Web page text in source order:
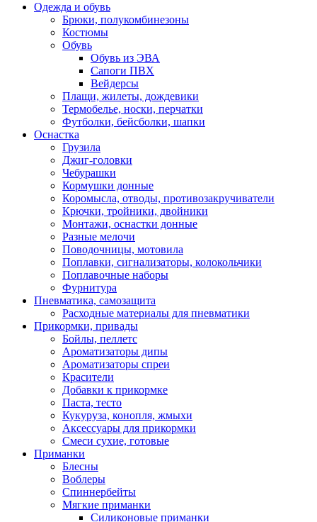
Одежда и обувь
Брюки, полукомбинезоны
Костюмы
Обувь
Обувь из ЭВА
Сапоги ПВХ
Вейдерсы
Плащи, жилеты, дождевики
Термобелье, носки, перчатки
Футболки, бейсболки, шапки
Оснастка
Грузила
Джиг-головки
Чебурашки
Кормушки донные
Коромысла, отводы, противозакручиватели
Крючки, тройники, двойники
Монтажи, оснастки донные
Разные мелочи
Поводочницы, мотовила
Поплавки, сигнализаторы, колокольчики
Поплавочные наборы
Фурнитура
Пневматика, самозащита
Расходные материалы для пневматики
Прикормки, привады
Бойлы, пеллетс
Ароматизаторы дипы
Ароматизаторы спреи
Красители
Добавки к прикормке
Паста, тесто
Кукуруза, конопля, жмыхи
Аксессуары для прикормки
Смеси сухие, готовые
Приманки
Блесны
Воблеры
Спиннербейты
Мягкие приманки
Силиконовые приманки